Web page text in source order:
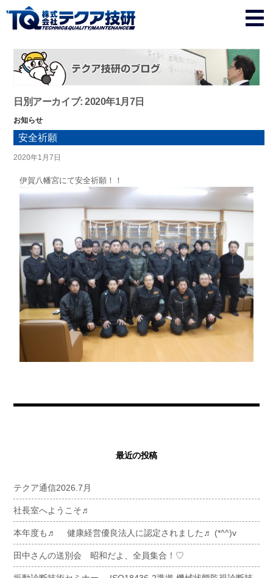
日別アーカイブ: 2020年1月7日
お知らせ
安全祈願
2020年1月7日
伊賀八幡宮にて安全祈願！！
最近の投稿
テクア通信2026.7月
社長室へようこそ♬
本年度も♬ 健康経営優良法人に認定されました♬ (*^^)v
田中さんの送別会 昭和だよ、全員集合！♡